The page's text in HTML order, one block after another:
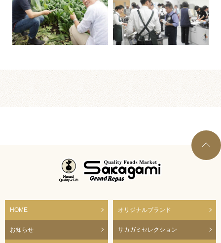
HOME
お知らせ
オリジナルブランド
サカガミセレクション